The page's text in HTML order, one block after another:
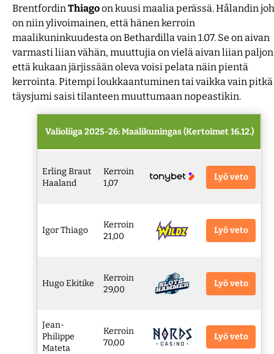
BrentfordinThiagoon kuusi maalia perässä. Hålandin
on niin ylivoimainen, että hänen kerroin
maalikuninkuudesta on Bethardilla vain 1.07. Se on aivan
varmasti liian vähän, muuttujia on vielä aivan liian
että kukaan järjissään oleva voisi pelata näin pientä
kerrointa. Pitempi loukkaantuminen tai vaikka vain pitkä
täysjumi saisi tilanteen muuttumaan nopeastikin.
Valioliiga 2025-26: Maalikuningas (Kertoimet 16.12.)
Erling Braut
Haaland
Kerroin
1,07
Lyö veto
Igor Thiago
Kerroin
21,00
Lyö veto
Hugo Ekitike
Kerroin
29,00
Lyö veto
Jean-
Philippe
Mateta
Kerroin
70,00
Lyö veto